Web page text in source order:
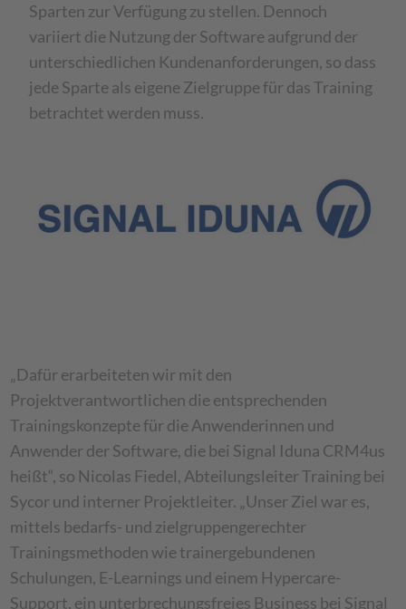
Sparten zur Verfügung zu stellen. Dennoch
variiert die Nutzung der Software aufgrund der
unterschiedlichen Kundenanforderungen, so dass
jede Sparte als eigene Zielgruppe für das Training
betrachtet werden muss.
„Dafür erarbeiteten wir mit den
Projektverantwortlichen die entsprechenden
Trainingskonzepte für die Anwenderinnen und
Anwender der Software, die bei Signal Iduna CRM4us
heißt“, so Nicolas Fiedel, Abteilungsleiter Training bei
Sycor und interner Projektleiter. „Unser Ziel war es,
mittels bedarfs- und zielgruppengerechter
Trainingsmethoden wie trainergebundenen
Schulungen, E-Learnings und einem Hypercare-
Support, ein unterbrechungsfreies Business bei Signal